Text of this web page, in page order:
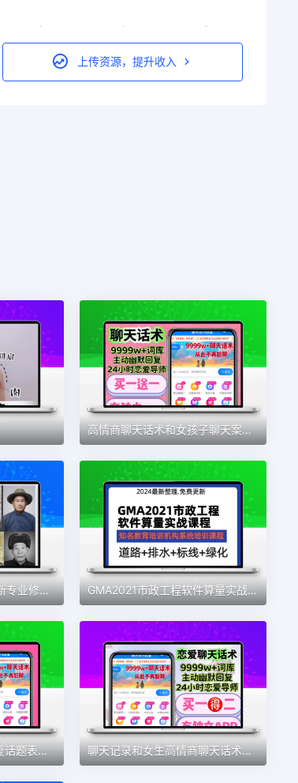
上传资源，提升收入
高情商聊天话术和女孩子聊天案例技巧实战记录可复制聊天流程永久
老照片修复还原软件翻新专业修补旧照片模糊上色黑白变清晰教程 GMA2021市政工程软件算量实战广联达道路讲解实战案例视频教程
聊天话术app高情商回复话题表达助手神器 社交流谈判技巧技能培训 聊天记录和女生高情商聊天话术实战聊天案例可复制的脱单操作流程